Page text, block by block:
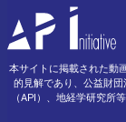
本サイトに掲載された動
的見解であり、公益財
（API）、地経学研究所